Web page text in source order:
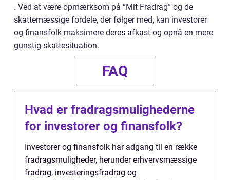
. Ved at være opmærksom på “Mit Fradrag” og de
skattemæssige fordele, der følger med, kan investorer
og finansfolk maksimere deres afkast og opnå en mere
gunstig skattesituation.
FAQ
Hvad er fradragsmulighederne
for investorer og finansfolk?
Investorer og finansfolk har adgang til en række
fradragsmuligheder, herunder erhvervsmæssige
fradrag, investeringsfradrag og